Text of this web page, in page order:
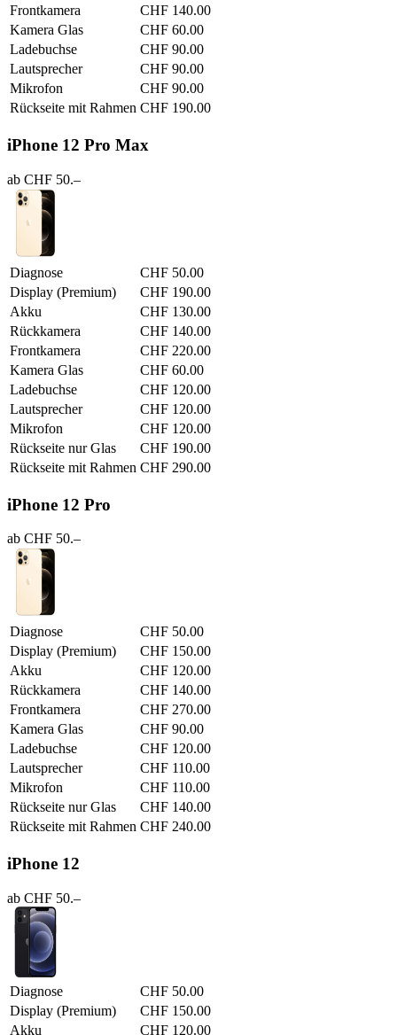
Frontkamera
CHF 140.00
Kamera Glas
CHF 60.00
Ladebuchse
CHF 90.00
Lautsprecher
CHF 90.00
Mikrofon
CHF 90.00
Rückseite mit Rahmen CHF 190.00
iPhone 12 Pro Max
ab CHF 50.–
Diagnose
CHF 50.00
Display (Premium)
CHF 190.00
Akku
CHF 130.00
Rückkamera
CHF 140.00
Frontkamera
CHF 220.00
Kamera Glas
CHF 60.00
Ladebuchse
CHF 120.00
Lautsprecher
CHF 120.00
Mikrofon
CHF 120.00
Rückseite nur Glas
CHF 190.00
Rückseite mit Rahmen CHF 290.00
iPhone 12 Pro
ab CHF 50.–
Diagnose
CHF 50.00
Display (Premium)
CHF 150.00
Akku
CHF 120.00
Rückkamera
CHF 140.00
Frontkamera
CHF 270.00
Kamera Glas
CHF 90.00
Ladebuchse
CHF 120.00
Lautsprecher
CHF 110.00
Mikrofon
CHF 110.00
Rückseite nur Glas
CHF 140.00
Rückseite mit Rahmen CHF 240.00
iPhone 12
ab CHF 50.–
Diagnose
CHF 50.00
Display (Premium)
CHF 150.00
Akku
CHF 120.00